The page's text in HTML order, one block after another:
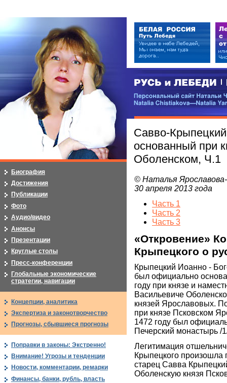
РУСЬ и ЛЕБЕДИ | RUSI —
Персональный сайт Натальи
Савво-
основанный при
Оболенском, Ч.1
© Наталья
30 апреля 2013 года
Часть 1
Часть 2
Часть 3
«Откровение»
Крыпецкого о
Крыпецкий Иоанно -
был официально
году при князе и
Васильевиче
князей Ярославовых.
при князе Псковском
1472 году был
Печерский монастырь /
Легитимация
Крыпецкого произошла
старец Савва
Оболенскую князя
Биография
Достижения
Публикации
Фото
Аудио/видео
Анонсы
Презентации
Круглые столы
Пресс-конференции
Глобальные экономические
стратегии, навигации
Концепции, аналитика
Экспертиза и законотворчество
Прогнозы, сбывшиеся прогнозы
Поправки в законы: Экстренно!
Внимание! Угрозы и тенденции
Новости, комментарии, ремарки
Финансы, банки, рубль, власть